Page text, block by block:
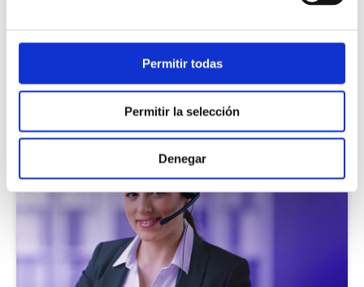
Permitir todas
Permitir la selección
Denegar